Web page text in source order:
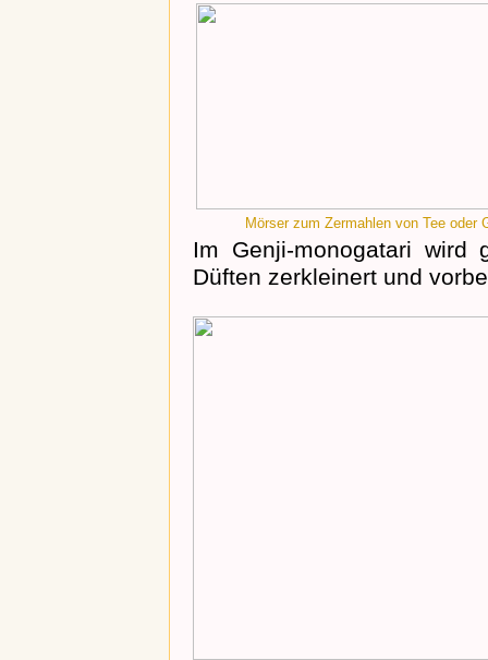
Mörser zum Zermahlen von Tee oder
Im Genji-monogatari
Düften zerkleinert und